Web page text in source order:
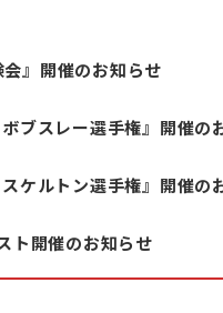
』開催のお知らせ
ブスレー選手権』開催の
ケルトン選手権』開催の
ト開催のお知らせ